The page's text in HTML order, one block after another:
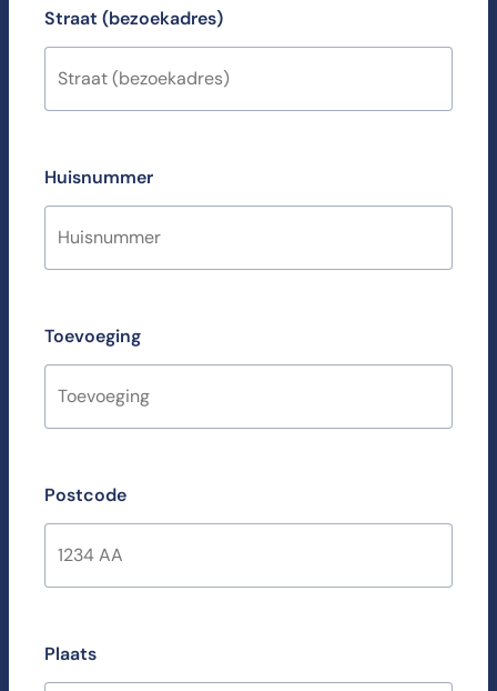
Straat (bezoekadres)
Huisnummer
Toevoeging
Postcode
Plaats